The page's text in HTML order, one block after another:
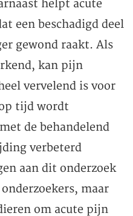
helpt acute
een beschadigd deel
gewond raakt. Als
kan pijn
vervelend is voor
tijd wordt
de behandelend
verbeterd
aan dit onderzoek
maar
om acute pijn